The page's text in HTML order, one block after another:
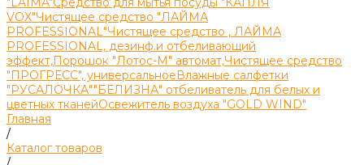
VOX"Чистящее средство "ЛАЙМА
PROFESSIONAL"Чистящее средство , ЛАЙМА
PROFESSIONAL, дезинф.и отбеливающий
эффект,Порошок "Лотос-М" автомат,Чистящее средство
"ПРОГРЕСС", универсальноеВлажные салфетки
"РУСАЛОЧКА""БЕЛИЗНА" отбеливатель для белых и
цветных тканейОсвежитель воздуха "GOLD WIND"
Главная
/
Каталог товаров